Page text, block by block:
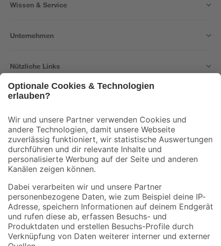
Wissen & Service
Unternehmen
Nützliche Links
Der toom Newsletter: Keine Angebote und Aktionen mehr verpassen!
Zur Newsletter Anmeldung
Folge uns
Zahlungsarten Versandarten